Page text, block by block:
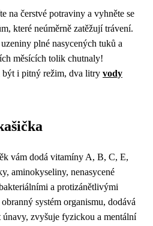
na čerstvé potraviny a vyhněte se
které neúměrně zatěžují trávení.
plné nasycených tuků a
měsících tolik chutnaly!
být i pitný režim, dva litry vody
vám dodá vitamíny A, B, C, E,
aminokyseliny, nenasycené
a protizánětlivými
systém organismu, dodává
zvyšuje fyzickou a mentální